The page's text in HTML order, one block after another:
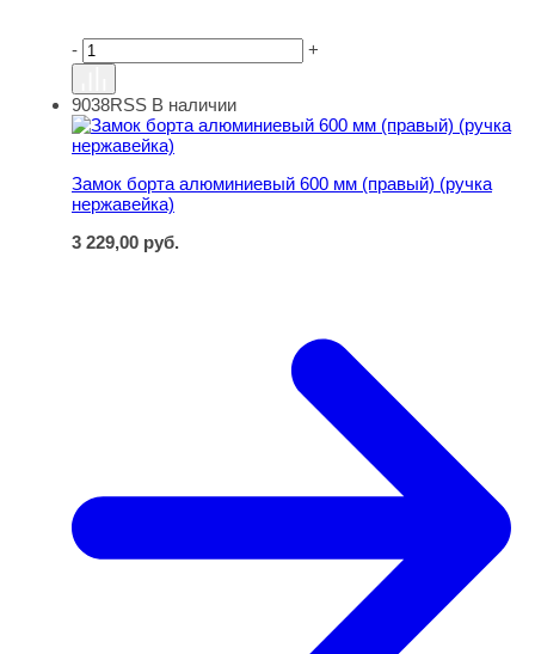
- +
Замок борта алюминиевый 600 мм (правый) (ручка
9038RSS В наличии
Замок борта алюминиевый 600 мм (правый) (ручка
нержавейка)
3 229,00 руб.